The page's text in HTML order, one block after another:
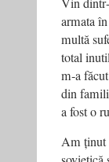
armata
multă
total
m‑a
din
a fost o
Am ținut